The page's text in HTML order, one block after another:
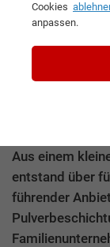
Interview
Manager
Dekorative
Aus einem
entstand über
führender
Cookies
anpassen.